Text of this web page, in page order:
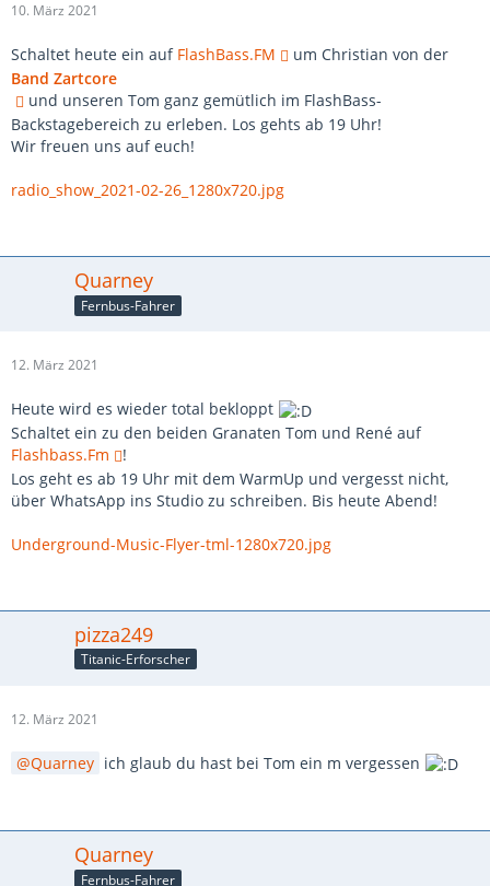
10. März 2021
Schaltet heute ein auf FlashBass.FM
um Christian von der
Band Zartcore
und unseren Tom ganz gemütlich im FlashBass-
Backstagebereich zu erleben. Los gehts ab 19 Uhr!
Wir freuen uns auf euch!
radio_show_2021-02-26_1280x720.jpg
Quarney
Fernbus-Fahrer
12. März 2021
Heute wird es wieder total bekloppt
Schaltet ein zu den beiden Granaten Tom und René auf
Flashbass.Fm
!
Los geht es ab 19 Uhr mit dem WarmUp und vergesst nicht,
über WhatsApp ins Studio zu schreiben. Bis heute Abend!
Underground-Music-Flyer-tml-1280x720.jpg
pizza249
Titanic-Erforscher
12. März 2021
Quarney ich glaub du hast bei Tom ein m vergessen
Quarney
Fernbus-Fahrer